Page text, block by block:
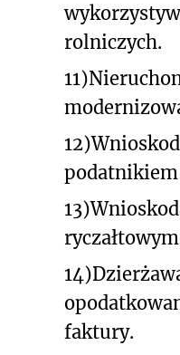
rolniczych.
11)
12)
podatnikiem
13)
14)
faktury.